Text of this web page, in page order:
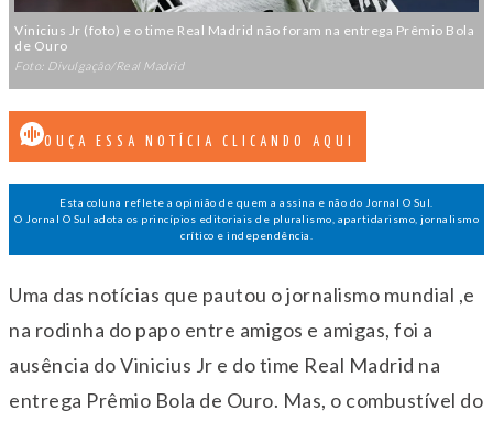
Vinicius Jr (foto) e o time Real Madrid não foram na entrega Prêmio Bola
de Ouro
Foto: Divulgação/Real Madrid
OUÇA ESSA NOTÍCIA CLICANDO AQUI
Esta coluna reflete a opinião de quem a assina e não do Jornal O Sul.
O Jornal O Sul adota os princípios editoriais de pluralismo, apartidarismo, jornalismo
crítico e independência.
Uma das notícias que pautou o jornalismo mundial ,e
na rodinha do papo entre amigos e amigas, foi a
ausência do Vinicius Jr e do time Real Madrid na
entrega Prêmio Bola de Ouro. Mas, o combustível do